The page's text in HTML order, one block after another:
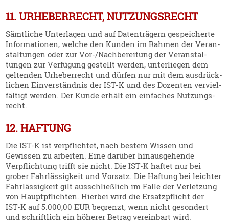
11. URHEBERRECHT, NUTZUNGSRECHT
Sämtliche Unter­lagen und auf Daten­trägern gespei­cherte
Infor­ma­tionen, welche den Kunden im Rahmen der Veran­
stal­tungen oder zur Vor-/Nach­be­reitung der Veran­stal­
tungen zur Verfügung gestellt werden, unter­liegen dem
geltenden Urheber­recht und dürfen nur mit dem ausdrück­
lichen Einver­ständnis der IST‑K und des Dozenten verviel­
fältigt werden. Der Kunde erhält ein einfaches Nutzungs­
recht.
12. HAFTUNG
Die IST‑K ist verpflichtet, nach bestem Wissen und
Gewissen zu arbeiten. Eine darüber hinaus­ge­hende
Verpflichtung trifft sie nicht. Die IST‑K haftet nur bei
grober Fahrläs­sigkeit und Vorsatz. Die Haftung bei leichter
Fahrläs­sigkeit gilt ausschließlich im Falle der Verletzung
von Haupt­pflichten. Hierbei wird die Ersatz­pflicht der
IST‑K auf 5.000,00 EUR begrenzt, wenn nicht gesondert
und schriftlich ein höherer Betrag vereinbart wird.